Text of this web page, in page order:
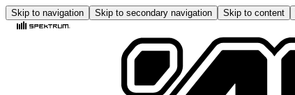
Skip to navigation Skip to secondary navigation Skip to content